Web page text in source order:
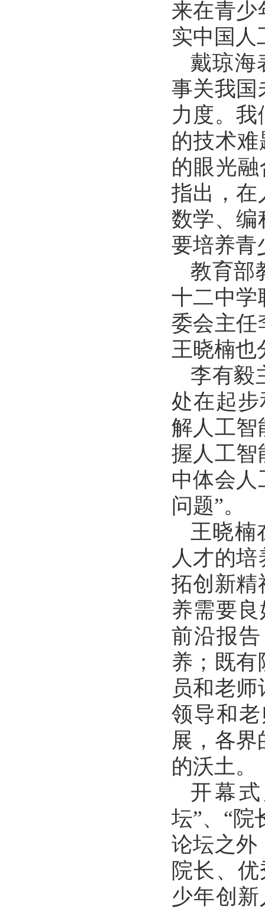
来在青少
实中国人
戴琼海
事关我国
力度。
的技术难
的眼光
指出，在
数学、编
要培养青
教育部
十二中学
委会主任
王晓楠也
李有毅
处在起
解人工智
握人工智
中体会人
问题”。
王晓楠
人才的
拓创新精
养需要
前沿报
养；既有
员和老
领导和
展，各
的沃土。
开幕
坛”、“院
论坛之外
院长、
少年创